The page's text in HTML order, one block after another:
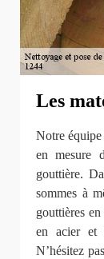
Les
Notre
en mesure
gouttière.
sommes à
gouttières
en acier et
N’hésitez